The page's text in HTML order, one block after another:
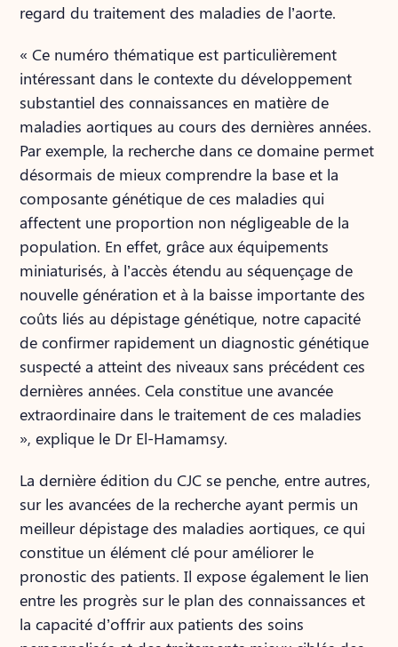
regard du traitement des maladies de l’aorte.
« Ce numéro thématique est particulièrement
intéressant dans le contexte du développement
substantiel des connaissances en matière de
maladies aortiques au cours des dernières années.
Par exemple, la recherche dans ce domaine permet
désormais de mieux comprendre la base et la
composante génétique de ces maladies qui
affectent une proportion non négligeable de la
population. En effet, grâce aux équipements
miniaturisés, à l’accès étendu au séquençage de
nouvelle génération et à la baisse importante des
coûts liés au dépistage génétique, notre capacité
de confirmer rapidement un diagnostic génétique
suspecté a atteint des niveaux sans précédent ces
dernières années. Cela constitue une avancée
extraordinaire dans le traitement de ces maladies
», explique le Dr El-Hamamsy.
La dernière édition du CJC se penche, entre autres,
sur les avancées de la recherche ayant permis un
meilleur dépistage des maladies aortiques, ce qui
constitue un élément clé pour améliorer le
pronostic des patients. Il expose également le lien
entre les progrès sur le plan des connaissances et
la capacité d’offrir aux patients des soins